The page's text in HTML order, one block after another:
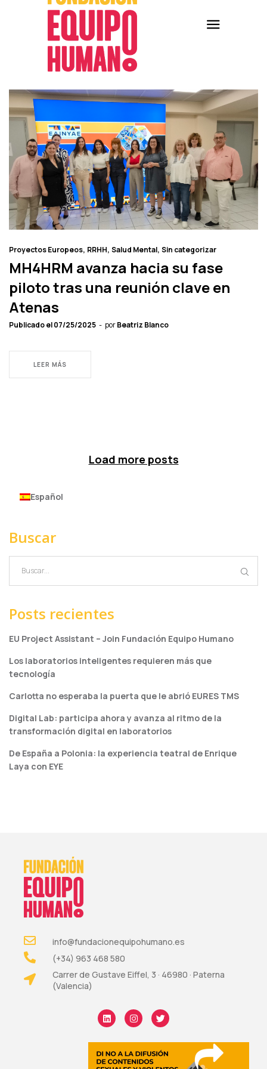
Proyectos Europeos RRHH Salud Mental Sin categorizar
MH4HRM avanza hacia su fase
piloto tras una reunión clave en
Atenas
Publicado el07/25/2025 porBeatriz Blanco
LEER MÁS
Load more posts
Español
Buscar
Posts recientes
EU Project Assistant – Join Fundación Equipo Humano
Los laboratorios inteligentes requieren más que
tecnología
Carlotta no esperaba la puerta que le abrió EURES TMS
Digital Lab: participa ahora y avanza al ritmo de la
transformación digital en laboratorios
De España a Polonia: la experiencia teatral de Enrique
Laya con EYE
info@fundacionequipohumano.es
(+34) 963 468 580
Carrer de Gustave Eiffel, 3 · 46980 · Paterna
(Valencia)